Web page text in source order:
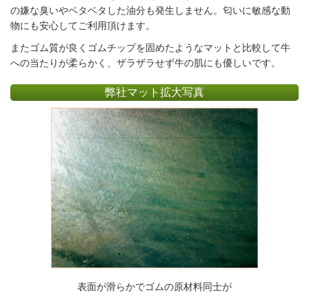
の嫌な臭いやベタベタした油分も発生しません。匂いに敏感な動
物にも安心してご利用頂けます。
またゴム質が良くゴムチップを固めたようなマットと比較して牛
への当たりが柔らかく、ザラザラせず牛の肌にも優しいです。
弊社マット拡大写真
表面が滑らかでゴムの原材料同士が